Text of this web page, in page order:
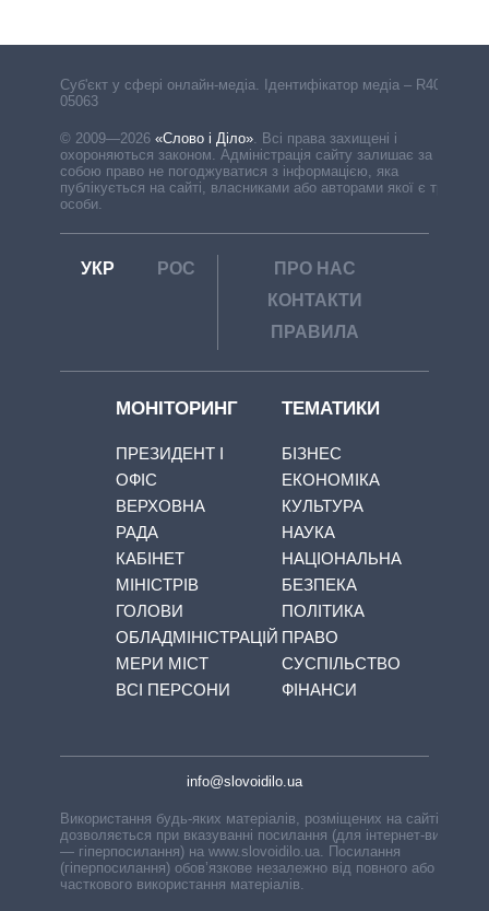
Cуб'єкт у сфері онлайн-медіа. Ідентифікатор медіа – R40-
05063
© 2009—2026 «Слово і Діло»
Всі права захищені і
охороняються законом. Адміністрація сайту залишає за
собою право не погоджуватися з інформацією, яка
публікується на сайті, власниками або авторами якої є треті
особи.
УКР РОС
ПРО НАС
КОНТАКТИ
ПРАВИЛА
МОНІТОРИНГ
ПРЕЗИДЕНТ І
ОФІС
ВЕРХОВНА
РАДА
КАБІНЕТ
МІНІСТРІВ
ГОЛОВИ
ОБЛАДМІНІСТРАЦІЙ
МЕРИ МІСТ
ВСІ ПЕРСОНИ
ТЕМАТИКИ
БІЗНЕС
ЕКОНОМІКА
КУЛЬТУРА
НАУКА
НАЦІОНАЛЬНА
БЕЗПЕКА
ПОЛІТИКА
ПРАВО
СУСПІЛЬСТВО
ФІНАНСИ
info@slovoidilo.ua
Використання будь-яких матеріалів, розміщених на сайті,
дозволяється при вказуванні посилання (для інтернет-видань
— гіперпосилання) на www.slovoidilo.ua. Посилання
(гіперпосилання) обов’язкове незалежно від повного або
часткового використання матеріалів.